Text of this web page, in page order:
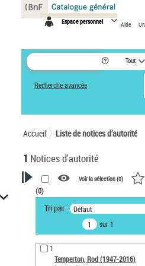
Espace personnel Aide
Tout
Recherche avancée
Accueil Liste de notices d’autorité
1 Notices d'autorité
VOTRE RECHERCHE
Recherche avancée dans les
notices d’autorité
Œuvres liées à l'auteur :
Temperton, Rod (1947-2016)
Voir la sélection (0)
(0)
Tri par : Défaut
sur 1
1
Temperton, Rod (1947-2016)
Panneau de gestion des cookies